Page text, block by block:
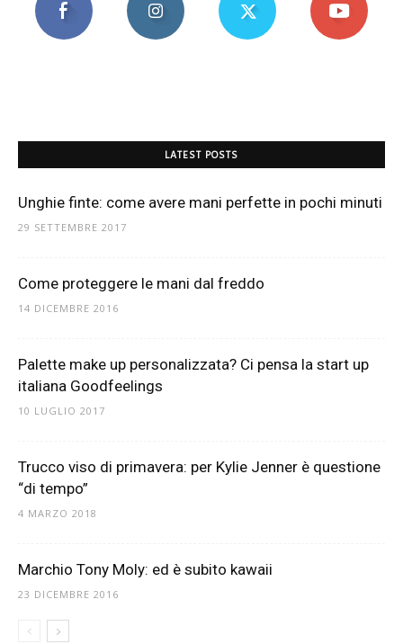
LATEST POSTS
Unghie finte: come avere mani perfette in pochi minuti
29 SETTEMBRE 2017
Come proteggere le mani dal freddo
14 DICEMBRE 2016
Palette make up personalizzata? Ci pensa la start up
italiana Goodfeelings
10 LUGLIO 2017
Trucco viso di primavera: per Kylie Jenner è questione
“di tempo”
4 MARZO 2018
Marchio Tony Moly: ed è subito kawaii
23 DICEMBRE 2016